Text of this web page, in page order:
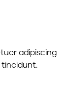
adipiscing
tincidunt.